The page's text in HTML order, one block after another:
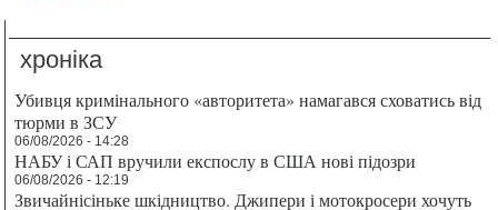
хроніка
Убивця кримінального «авторитета» намагався сховатись від
тюрми в ЗСУ
06/08/2026 - 14:28
НАБУ і САП вручили експослу в США нові підозри
06/08/2026 - 12:19
Звичайнісіньке шкідництво. Джипери і мотокросери хочуть